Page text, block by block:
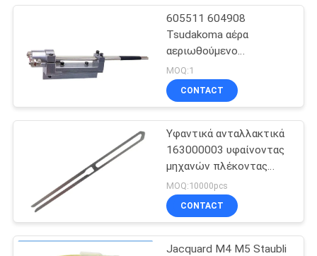
ανταλλακτικά
υφαίνοντας
μηχανών
Ανταλλακτικά
αργαλειών
βελόνων
40
605511 604908
Tsudakoma αέρα
αεριωθούμενο
αργαλειών υπο-
ακροφύσιο 2c
ακροφυσίων 4c
MOQ:1
CONTACT
Υφαντικά ανταλλακτικά
163000003 υφαίνοντας
μηχανών πλέκοντας
στενό ύφασμα τροχών
του Jakob καλωδίων
πτώσης
MOQ:10000pcs
CONTACT
Jacquard M4 M5 Staubli